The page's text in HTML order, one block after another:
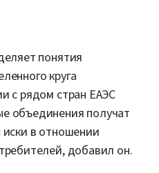
понятия
круга
с рядом стран ЕАЭС
объединения получат
в отношении
добавил он.